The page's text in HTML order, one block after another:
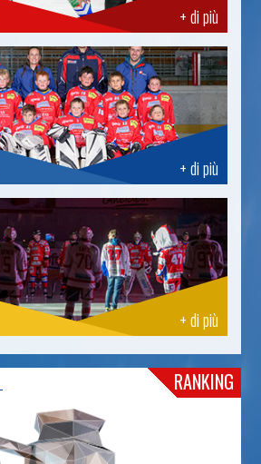
+ di più
+ di più
+ di più
RANKING